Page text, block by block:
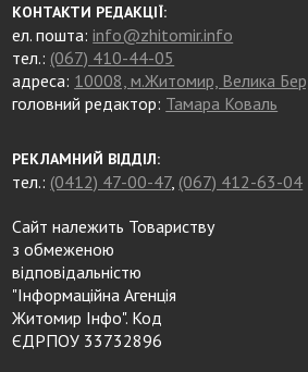
КОНТАКТИ РЕДАКЦІЇ:
ел. пошта:info@zhitomir.info
тел.: (067) 410-44-05
адреса: 10008, м.Житомир, Велика
головний редактор: Тамара Коваль
РЕКЛАМНИЙ ВІДДІЛ:
тел.: (0412) 47-00-47, (067) 412-63-04
Сайт належить Товариству
з обмеженою
відповідальністю
"Інформаційна Агенція
Житомир Інфо". Код
ЄДРПОУ 33732896